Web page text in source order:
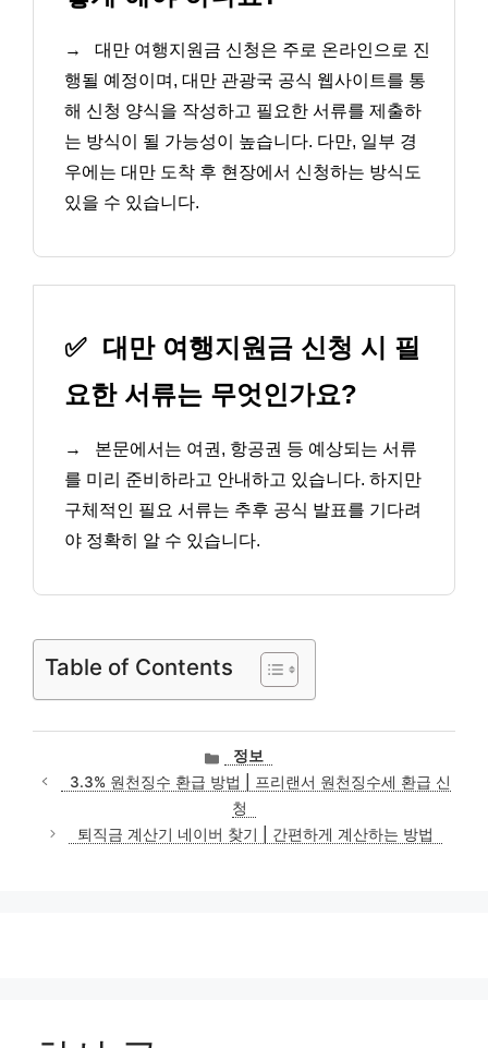
→
대만 여행지원금 신청은 주로 온라인으로 진
행될 예정이며, 대만 관광국 공식 웹사이트를 통
해 신청 양식을 작성하고 필요한 서류를 제출하
는 방식이 될 가능성이 높습니다. 다만, 일부 경
우에는 대만 도착 후 현장에서 신청하는 방식도
있을 수 있습니다.
✅ 대만 여행지원금 신청 시 필
요한 서류는 무엇인가요?
→
본문에서는 여권, 항공권 등 예상되는 서류
를 미리 준비하라고 안내하고 있습니다. 하지만
구체적인 필요 서류는 추후 공식 발표를 기다려
야 정확히 알 수 있습니다.
Table of Contents
카
테
고
리
정보
3.3% 원천징수 환급 방법 | 프리랜서 원천징수세 환급 신
청
퇴직금 계산기 네이버 찾기 | 간편하게 계산하는 방법